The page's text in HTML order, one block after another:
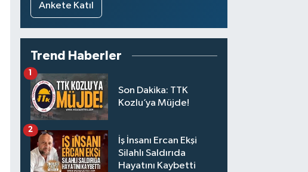
Ankete Katıl
Trend Haberler
Son Dakika: TTK
Kozlu’ya Müjde!
1
İş İnsanı Ercan Ekşi
Silahlı Saldırıda
Hayatını Kaybetti
2